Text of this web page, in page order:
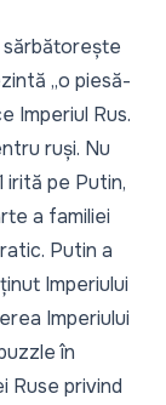
sărbătorește
„o piesă-
Imperiul Rus.
ruși. Nu
irită pe Putin,
a familiei
Putin a
Imperiului
Imperiului
în
Ruse privind